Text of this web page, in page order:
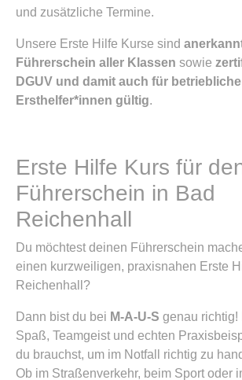
und zusätzliche Termine.
Unsere Erste Hilfe Kurse sind
Führerschein aller Klassen sowie
DGUV und damit auch für betriebliche
Ersthelfer*innen gültig.
Erste Hilfe Kurs für
Führerschein in Bad
Reichenhall
Du möchtest deinen Führerschein
einen kurzweiligen, praxisnahen Erste
Reichenhall?
Dann bist du bei M-A-U-S genau richtig!
Spaß, Teamgeist und echten
du brauchst, um im Notfall richtig zu
Ob im Straßenverkehr, beim Sport oder